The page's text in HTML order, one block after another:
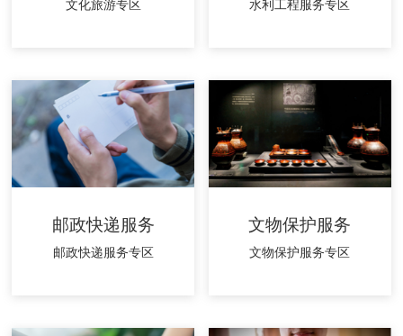
文化旅游专区 水利工程服务专区
邮政快递服务
邮政快递服务专区
文物保护服务
文物保护服务专区